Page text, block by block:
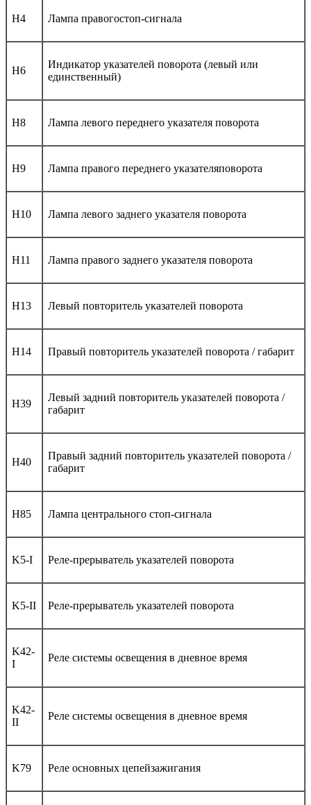
H4 Лампа правогостоп-сигнала
H6
Индикатор указателей поворота (левый или
единственный)
H8 Лампа левого переднего указателя поворота
H9 Лампа правого переднего указателяповорота
H10 Лампа левого заднего указателя поворота
H11 Лампа правого заднего указателя поворота
H13 Левый повторитель указателей поворота
H14 Правый повторитель указателей поворота / габарит
H39
Левый задний повторитель указателей поворота /
габарит
H40
Правый задний повторитель указателей поворота /
габарит
H85 Лампа центрального стоп-сигнала
K5-I Реле-прерыватель указателей поворота
K5-II Реле-прерыватель указателей поворота
K42-
I
Реле системы освещения в дневное время
K42-
II
Реле системы освещения в дневное время
K79 Реле основных цепейзажигания